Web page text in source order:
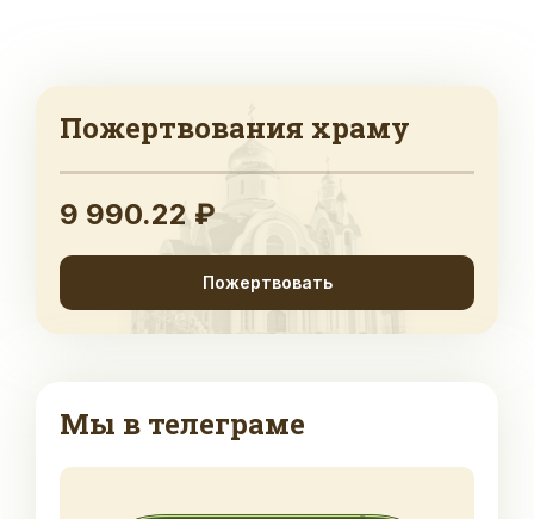
Пожертвования храму
9 990.22 ₽
Пожертвовать
Мы в телеграме